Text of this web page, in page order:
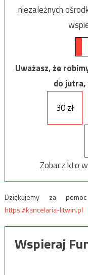
niezależnych
Uważasz, że
do jutra,
30 zł
Zobacz kto
Dziękujemy za
https://kancelaria-litwin.pl
Wspieraj